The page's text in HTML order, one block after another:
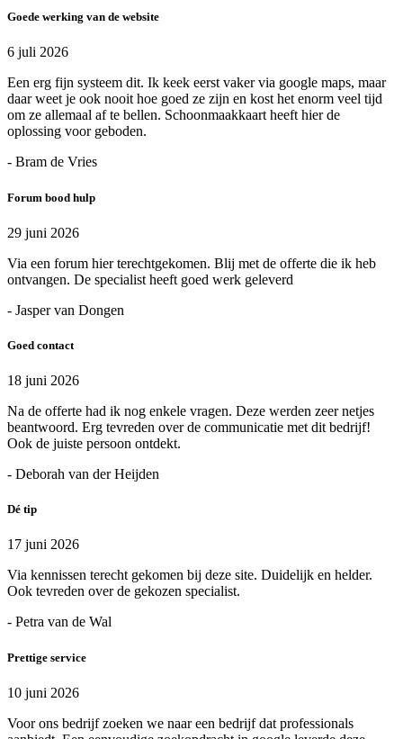
Goede werking van de website
6 juli 2026
Een erg fijn systeem dit. Ik keek eerst vaker via google maps, maar
daar weet je ook nooit hoe goed ze zijn en kost het enorm veel tijd
om ze allemaal af te bellen. Schoonmaakkaart heeft hier de
oplossing voor geboden.
- Bram de Vries
Forum bood hulp
29 juni 2026
Via een forum hier terechtgekomen. Blij met de offerte die ik heb
ontvangen. De specialist heeft goed werk geleverd
- Jasper van Dongen
Goed contact
18 juni 2026
Na de offerte had ik nog enkele vragen. Deze werden zeer netjes
beantwoord. Erg tevreden over de communicatie met dit bedrijf!
Ook de juiste persoon ontdekt.
- Deborah van der Heijden
Dé tip
17 juni 2026
Via kennissen terecht gekomen bij deze site. Duidelijk en helder.
Ook tevreden over de gekozen specialist.
- Petra van de Wal
Prettige service
10 juni 2026
Voor ons bedrijf zoeken we naar een bedrijf dat professionals